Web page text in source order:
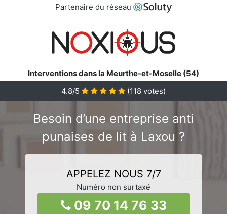
Partenaire du réseau
Interventions dans la Meurthe-et-Moselle (54)
4.8/5
(118 votes)
Besoin d’une entreprise anti
punaises de lit à Laxou ?
APPELEZ NOUS 7/7
Numéro non surtaxé
09 70 14 76 33